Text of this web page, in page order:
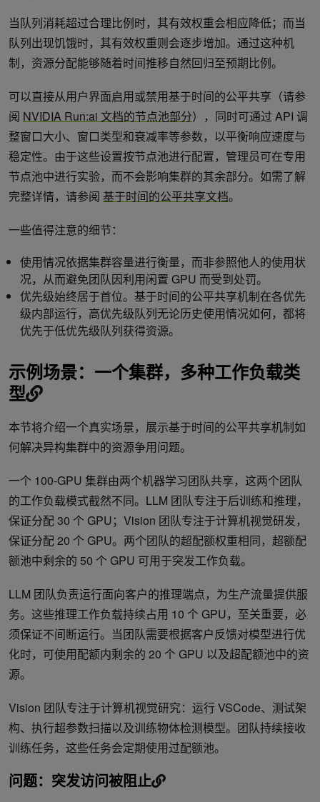
当队列消耗超过合理比例时，其有效权重会相应降低；而当
队列出现饥饿时，其有效权重则会逐步增加。通过这种机
制，资源分配能够随着时间推移自然回归至预期比例。
可以直接从用户界面启用或禁用基于时间的公平共享（请参
阅 NVIDIA Run:ai 文档的节点池部分），同时可通过 API 调
整窗口大小、窗口类型和衰减率等参数，以平衡响应速度与
稳定性。由于这些设置按节点池进行配置，管理员可在专用
节点池中进行实验，而不会影响集群的其余部分。如需了解
完整详情，请参阅 基于时间的公平共享文档。
一些值得注意的细节：
使用情况依据集群容量进行衡量，而非参照他人的使用状
况，从而避免团队因利用闲置 GPU 而受到处罚。
优先级始终居于首位。基于时间的公平共享机制在各优先
级内部运行，高优先级队列无论历史使用情况如何，都将
优先于低优先级队列获得资源。
示例场景：一个集群，多种工作负载类
型
本节将介绍一个真实场景，展示基于时间的公平共享机制如
何解决异构集群中的资源争用问题。
一个 100-GPU 集群由两个机器学习团队共享，这两个团队
的工作负载模式截然不同。LLM 团队专注于后训练和推理，
保证分配 30 个 GPU；Vision 团队专注于计算机视觉研发，
保证分配 20 个 GPU。两个团队的超配额权重相同，超额配
额池中剩余的 50 个 GPU 可用于突发工作负载。
LLM 团队负责运行面向客户的推理端点，为生产流量提供服
务。这些推理工作负载持续占用 10 个 GPU，至关重要，必
须保证不间断运行。当团队需要根据客户反馈对模型进行优
化时，可使用配额内剩余的 20 个 GPU 以及超配额池中的资
源。
Vision 团队专注于计算机视觉研究：运行 VSCode、测试架
构、执行超参数扫描以及训练物体检测模型。团队持续接收
训练任务，这些任务会定期使用过配额池。
问题：突发访问被阻止